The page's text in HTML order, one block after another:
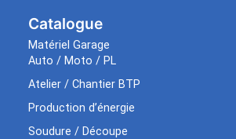
Catalogue
Matériel Garage
Auto / Moto / PL
Atelier / Chantier BTP
Production d’énergie
Soudure / Découpe